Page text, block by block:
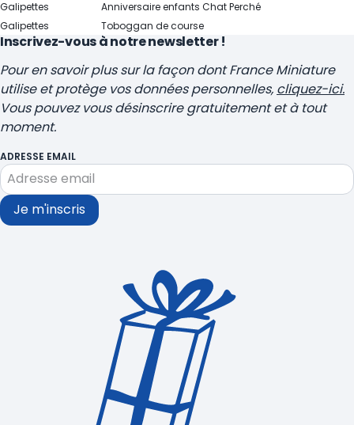
Galipettes Anniversaire enfants Chat Perché
Galipettes
Toboggan de course
Inscrivez-vous à notre newsletter !
Pour en savoir plus sur la façon dont France Miniature
utilise et protège vos données personnelles, cliquez-ici.
Vous pouvez vous désinscrire gratuitement et à tout
moment.
ADRESSE EMAIL
Je m'inscris